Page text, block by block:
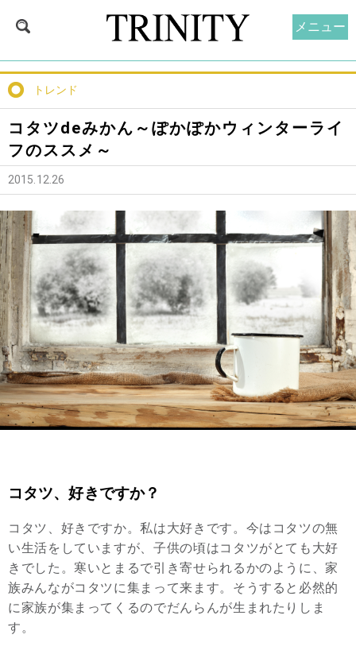
トレンド
コタツdeみかん～ぽかぽかウィンターライ
フのススメ～
2015.12.26
コタツ、好きですか？
コタツ、好きですか。私は大好きです。今はコタツの無
い生活をしていますが、子供の頃はコタツがとても大好
きでした。寒いとまるで引き寄せられるかのように、家
族みんながコタツに集まって来ます。そうすると必然的
に家族が集まってくるのでだんらんが生まれたりしま
す。
メニュー